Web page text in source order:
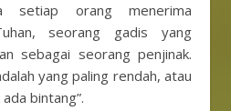
orang menerima
seorang gadis yang
sebagai seorang penjinak.
yang paling rendah, atau
bintang”.